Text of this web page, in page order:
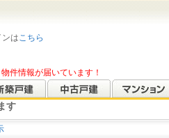
はこちら
件情報が届いています！
す